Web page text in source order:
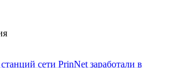
сети PrinNet заработали в